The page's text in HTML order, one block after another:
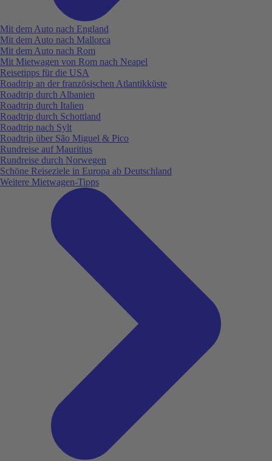
Mit dem Auto nach England
Mit dem Auto nach Mallorca
Mit dem Auto nach Rom
Mit Mietwagen von Rom nach Neapel
Reisetipps für die USA
Roadtrip an der französischen Atlantikküste
Roadtrip durch Albanien
Roadtrip durch Italien
Roadtrip durch Schottland
Roadtrip nach Sylt
Roadtrip über São Miguel & Pico
Rundreise auf Mauritius
Rundreise durch Norwegen
Schöne Reiseziele in Europa ab Deutschland
Weitere Mietwagen-Tipps